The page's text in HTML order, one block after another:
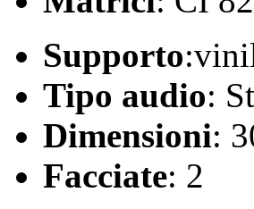
Supporto
Tipo audio:
Dimensioni:
Facciate: 2